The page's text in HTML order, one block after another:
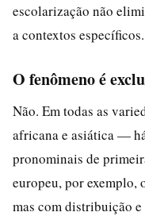
escolarização não
a contextos específicos.
O fenômeno é
Não. Em todas as
africana e asiática —
pronominais de
europeu, por exemplo,
mas com distribuição